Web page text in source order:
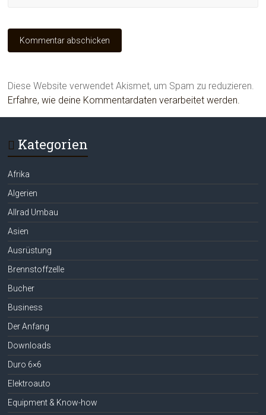
Diese Website verwendet Akismet, um Spam zu reduzieren.
Erfahre, wie deine Kommentardaten verarbeitet werden.
Kategorien
Afrika
Algerien
Allrad Umbau
Asien
Ausrüstung
Brennstoffzelle
Bucher
Business
Der Anfang
Downloads
Duro 6×6
Elektroauto
Equipment & Know-how